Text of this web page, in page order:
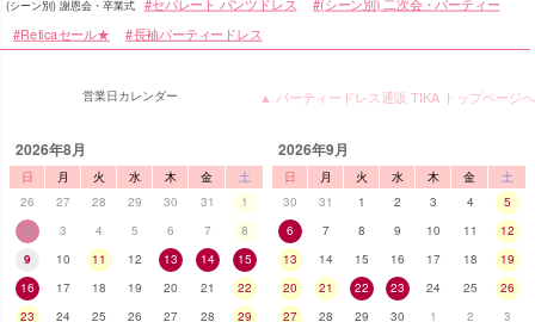
(シーン別) 謝恩会・卒業式
Reticaセール★ 長袖パーティードレス
▲ パーティードレス通販 TIKA トップページへ
営業日カレンダー
2026年8月
日 月 火 水 木 金
土
26
27 28 29 30 31
1
2
3 4 5 6 7
8
9
10 11 12 13 14
15
16
17 18 19 20 21
22
23
24 25 26 27 28
29
2026年9月
日 月 火 水 木 金
土
30
31 1 2 3 4
5
6
7 8 9 10 11
12
13
14 15 16 17 18
19
20
21 22 23 24 25
26
27
28 29 30 1 2 3